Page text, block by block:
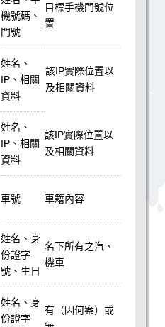
機號碼、
門號
目標手機門號位
置
姓名、
IP、相關
資料
該IP實際位置以
及相關資料
姓名、
IP、相關
資料
該IP實際位置以
及相關資料
車號 車籍內容
姓名、身
份證字
號、生日
名下所有之汽、
機車
姓名、身
份證字
有（因何案）或